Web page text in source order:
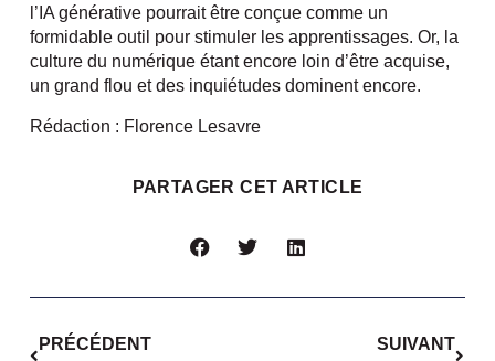
l’IA générative pourrait être conçue comme un
formidable outil pour stimuler les apprentissages. Or, la
culture du numérique étant encore loin d’être acquise,
un grand flou et des inquiétudes dominent encore.
Rédaction : Florence Lesavre
PARTAGER CET ARTICLE
PRÉCÉDENT
SUIVANT